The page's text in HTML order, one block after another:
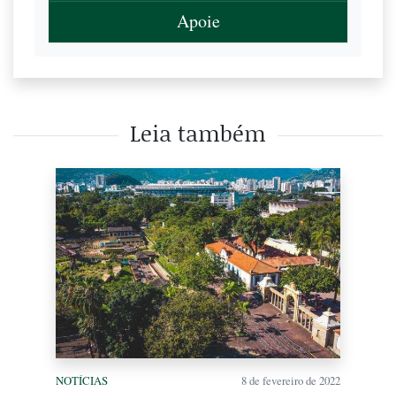
Apoie
Leia também
NOTÍCIAS 8 de fevereiro de 2022